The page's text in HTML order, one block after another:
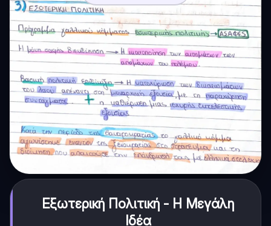
Εξωτερική Πολιτική - Η Μεγάλη
Ιδέα